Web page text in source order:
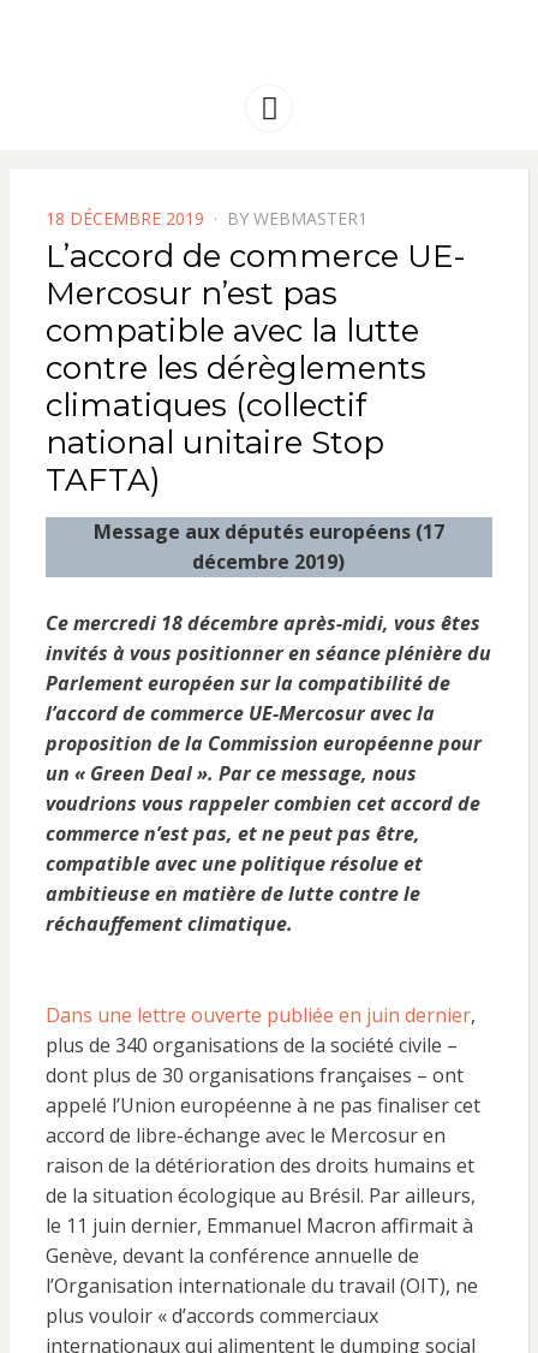
AMERIQUE
Menu
POSTED
ON
18 DÉCEMBRE 2019 BY WEBMASTER1
L’accord de commerce UE-
Mercosur n’est pas
compatible avec la lutte
contre les dérèglements
climatiques (collectif
national unitaire Stop
TAFTA)
Message aux députés européens (17
décembre 2019)
Ce mercredi 18 décembre après-midi, vous êtes
invités à vous positionner en séance plénière du
Parlement européen sur la compatibilité de
l’accord de commerce UE-Mercosur avec la
proposition de la Commission européenne pour
un « Green Deal ». Par ce message, nous
voudrions vous rappeler combien cet accord de
commerce n’est pas, et ne peut pas être,
compatible avec une politique résolue et
ambitieuse en matière de lutte contre le
réchauffement climatique.
Dans une lettre ouverte publiée en juin dernier,
plus de 340 organisations de la société civile –
dont plus de 30 organisations françaises – ont
appelé l’Union européenne à ne pas finaliser cet
accord de libre-échange avec le Mercosur en
raison de la détérioration des droits humains et
de la situation écologique au Brésil. Par ailleurs,
le 11 juin dernier, Emmanuel Macron affirmait à
Genève, devant la conférence annuelle de
l’Organisation internationale du travail (OIT), ne
plus vouloir « d’accords commerciaux
internationaux qui alimentent le dumping social